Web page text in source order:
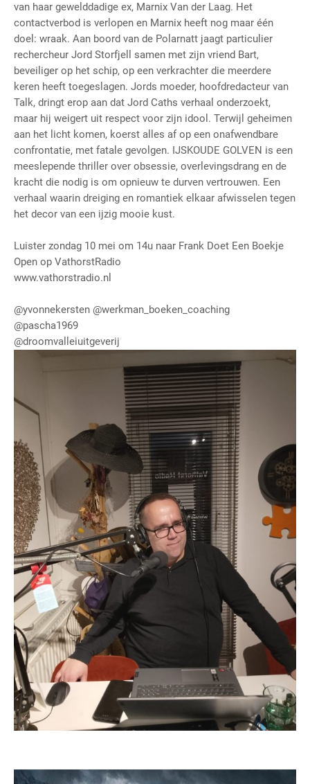
van haar gewelddadige ex, Marnix Van der Laag. Het
contactverbod is verlopen en Marnix heeft nog maar één
doel: wraak. Aan boord van de Polarnatt jaagt particulier
rechercheur Jord Storfjell samen met zijn vriend Bart,
beveiliger op het schip, op een verkrachter die meerdere
keren heeft toegeslagen. Jords moeder, hoofdredacteur van
Talk, dringt erop aan dat Jord Caths verhaal onderzoekt,
maar hij weigert uit respect voor zijn idool. Terwijl geheimen
aan het licht komen, koerst alles af op een onafwendbare
confrontatie, met fatale gevolgen. IJSKOUDE GOLVEN is een
meeslepende thriller over obsessie, overlevingsdrang en de
kracht die nodig is om opnieuw te durven vertrouwen. Een
verhaal waarin dreiging en romantiek elkaar afwisselen tegen
het decor van een ijzig mooie kust.
Luister zondag 10 mei om 14u naar Frank Doet Een Boekje
Open op VathorstRadio
www.vathorstradio.nl
@yvonnekersten @werkman_boeken_coaching
@pascha1969
@droomvalleiuitgeverij